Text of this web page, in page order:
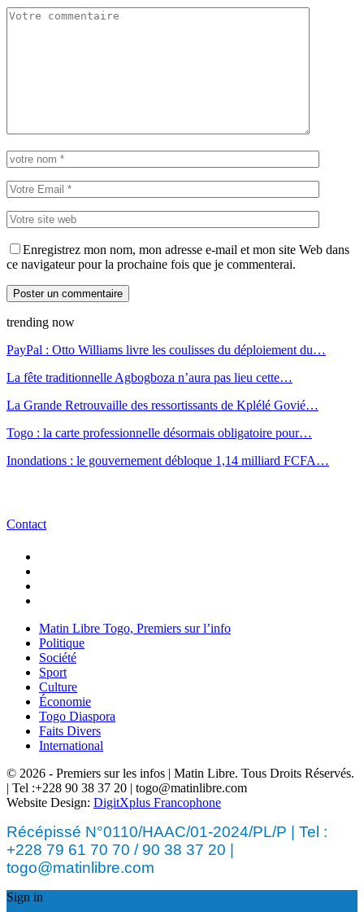
Enregistrez mon nom, mon adresse e-mail et mon site Web dans
ce navigateur pour la prochaine fois que je commenterai.
trending now
PayPal : Otto Williams livre les coulisses du déploiement du…
La fête traditionnelle Agbogboza n’aura pas lieu cette…
La Grande Retrouvaille des ressortissants de Kplélé Govié…
Togo : la carte professionnelle désormais obligatoire pour…
Inondations : le gouvernement débloque 1,14 milliard FCFA…
Contact
Matin Libre Togo, Premiers sur l’info
Politique
Société
Sport
Culture
Économie
Togo Diaspora
Faits Divers
International
© 2026 - Premiers sur les infos | Matin Libre. Tous Droits Réservés.
| Tel :+228 90 38 37 20 | togo@matinlibre.com
Website Design: DigitXplus Francophone
Récépissé N°0110/HAAC/01-2024/PL/P | Tel :
+228 79 61 70 70 / 90 38 37 20 |
togo@matinlibre.com
Sign in